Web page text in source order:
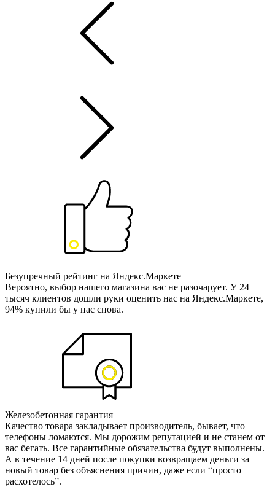
Безупречный рейтинг на Яндекс.Маркете
Вероятно, выбор нашего магазина вас не разочарует. У 24
тысяч клиентов дошли руки оценить нас на Яндекс.Маркете,
94% купили бы у нас снова.
Железобетонная гарантия
Качество товара закладывает производитель, бывает, что
телефоны ломаются. Мы дорожим репутацией и не станем от
вас бегать. Все гарантийные обязательства будут выполнены.
А в течение 14 дней после покупки возвращаем деньги за
новый товар без объяснения причин, даже если “просто
расхотелось”.